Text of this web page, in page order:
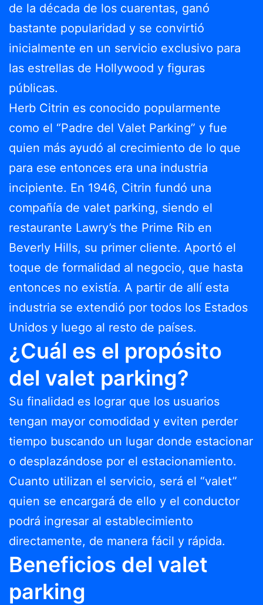
de la década de los cuarentas, ganó
bastante popularidad y se convirtió
inicialmente en un servicio exclusivo para
las estrellas de Hollywood y figuras
públicas.
Herb Citrin es conocido popularmente
como el “Padre del Valet Parking” y fue
quien más ayudó al crecimiento de lo que
para ese entonces era una industria
incipiente. En 1946, Citrin fundó una
compañía de valet parking, siendo el
restaurante Lawry’s the Prime Rib en
Beverly Hills, su primer cliente. Aportó el
toque de formalidad al negocio, que hasta
entonces no existía. A partir de allí esta
industria se extendió por todos los Estados
Unidos y luego al resto de países.
¿Cuál es el propósito
del valet parking?
Su finalidad es lograr que los usuarios
tengan mayor comodidad y eviten perder
tiempo buscando un lugar donde estacionar
o desplazándose por el estacionamiento.
Cuanto utilizan el servicio, será el “valet”
quien se encargará de ello y el conductor
podrá ingresar al establecimiento
directamente, de manera fácil y rápida.
Beneficios del valet
parking